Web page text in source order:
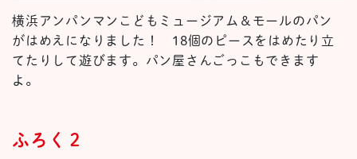
横浜アンパンマンこどもミュージアム＆モールのパン
がはめえになりました！ 18個のピースをはめたり立
てたりして遊びます。パン屋さんごっこもできます
よ。
ふろく２